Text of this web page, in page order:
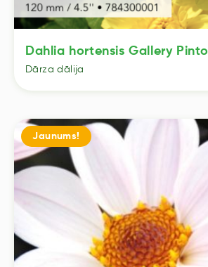
Dahlia hortensis Gallery Pinto
Dārza dālija